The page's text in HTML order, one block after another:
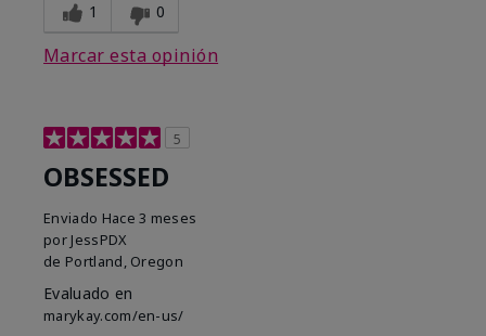
1 0
Marcar esta opinión
5
OBSESSED
Enviado Hace 3 meses
por JessPDX
de Portland, Oregon
Evaluado en
marykay.com/en-us/